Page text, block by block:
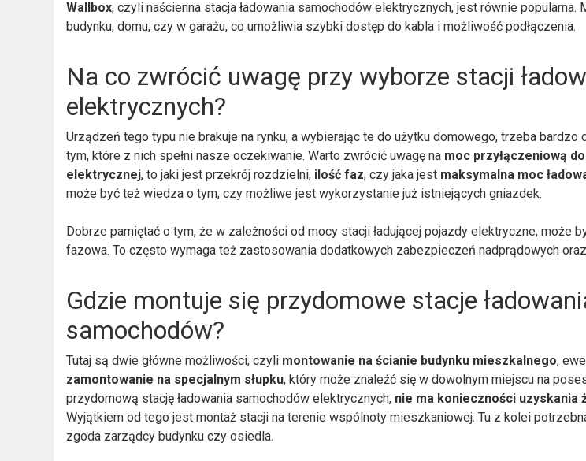
Wallbox, czyli naścienna stacja ładowania samochodów elektrycznych, jest równie popularna.
budynku, domu, czy w garażu, co umożliwia szybki dostęp do kabla i możliwość podłączenia.
Na co zwrócić uwagę przy wyborze stacji
elektrycznych?
Urządzeń tego typu nie brakuje na rynku, a wybierając te do użytku domowego, trzeba
tym, które z nich spełni nasze oczekiwanie. Warto zwrócić uwagę na moc przyłączeniową
elektrycznej, to jaki jest przekrój rozdzielni, ilość faz, czy jaka jest maksymalna moc
może być też wiedza o tym, czy możliwe jest wykorzystanie już istniejących gniazdek.
Dobrze pamiętać o tym, że w zależności od mocy stacji ładującej pojazdy elektryczne, może
fazowa. To często wymaga też zastosowania dodatkowych zabezpieczeń nadprądowych
Gdzie montuje się przydomowe stacje
samochodów?
Tutaj są dwie główne możliwości, czyli montowanie na ścianie budynku mieszkalnego,
zamontowanie na specjalnym słupku, który może znaleźć się w dowolnym miejscu na
przydomową stację ładowania samochodów elektrycznych, nie ma konieczności uzyskania
Wyjątkiem od tego jest montaż stacji na terenie wspólnoty mieszkaniowej. Tu z kolei
zgoda zarządcy budynku czy osiedla.